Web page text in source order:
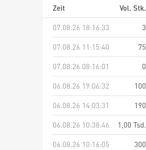
Zeit Vol. Stk.
07.08.26 18:16:33
3
07.08.26 11:15:40
75
07.08.26 08:16:01
0
06.08.26 19:06:32
100
06.08.26 14:03:31
190
06.08.26 10:38:46
1,00 Tsd.
06.08.26 10:16:05
300